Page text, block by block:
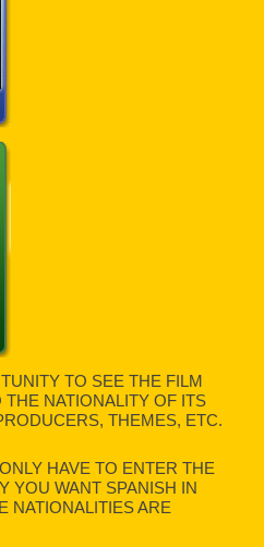
TO SEE THE FILM
NATIONALITY OF ITS
THEMES, ETC.
HAVE TO ENTER THE
YOU WANT SPANISH IN
NATIONALITIES ARE